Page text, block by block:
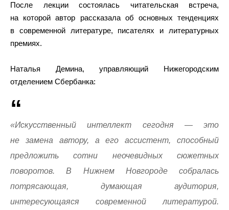
После лекции состоялась читательская встреча,
на которой автор рассказала об основных тенденциях
в современной литературе, писателях и литературных
премиях.
Наталья Демина, управляющий Нижегородским
отделением Сбербанка:
«Искусственный интеллект сегодня — это
не замена автору, а его ассистент, способный
предложить сотни неочевидных сюжетных
поворотов. В Нижнем Новгороде собралась
потрясающая, думающая аудитория,
интересующаяся современной литературой.